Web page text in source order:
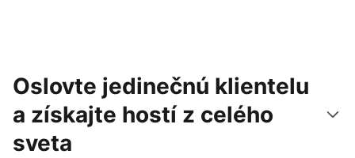
Oslovte jedinečnú klientelu
a získajte hostí z celého
sveta